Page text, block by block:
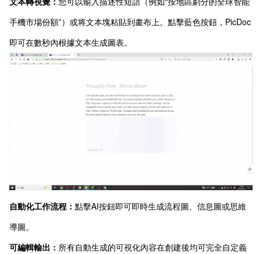
手機市場份額”）或将文本塊粘貼到畫布上。點擊藍色按鈕，PicDoc
即可在數秒內根據文本生成圖表。
自動化工作流程： 點擊AI按鈕即可即時生成流程圖、信息圖或思維
導圖。
可編輯輸出： 所有自動生成的可視化內容在創建後均可完全自定義